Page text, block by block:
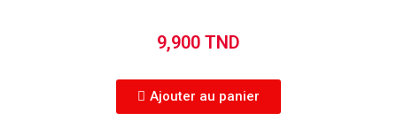
9,900 TND
Ajouter au panier